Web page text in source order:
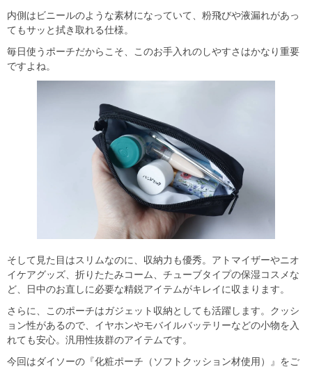
内側はビニールのような素材になっていて、粉飛びや液漏れがあっ
てもサッと拭き取れる仕様。
毎日使うポーチだからこそ、このお手入れのしやすさはかなり重要
ですよね。
そして見た目はスリムなのに、収納力も優秀。アトマイザーやニオ
イケアグッズ、折りたたみコーム、チューブタイプの保湿コスメな
ど、日中のお直しに必要な精鋭アイテムがキレイに収まります。
さらに、このポーチはガジェット収納としても活躍します。クッシ
ョン性があるので、イヤホンやモバイルバッテリーなどの小物を入
れても安心。汎用性抜群のアイテムです。
今回はダイソーの『化粧ポーチ（ソフトクッション材使用）』をご